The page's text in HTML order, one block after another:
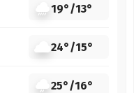
19°/13°
24°/15°
25°/16°